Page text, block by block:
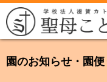
園のお知らせ・園便